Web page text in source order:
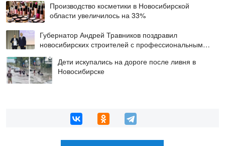
Производство косметики в Новосибирской
области увеличилось на 33%
Губернатор Андрей Травников поздравил
новосибирских строителей с профессиональным
Дети искупались на дороге после ливня в
Новосибирске